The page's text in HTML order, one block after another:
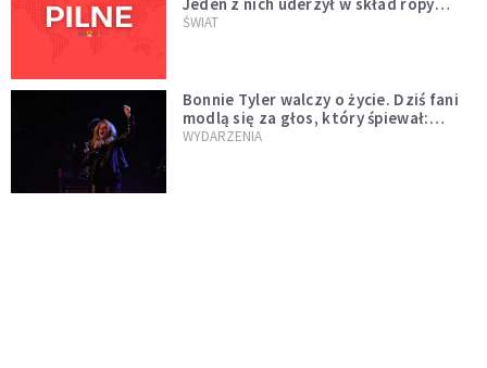
naftowej
ŚWIAT
Bonnie Tyler walczy o życie. Dziś fani
modlą się za głos, który śpiewał:
"Lord, help me"
WYDARZENIA